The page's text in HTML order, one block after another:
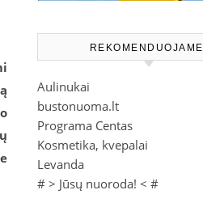
REKOMENDUOJAME
Aulinukai
bustonuoma.lt
Programa Centas
Kosmetika, kvepalai
Levanda
# > Jūsų nuoroda! < #